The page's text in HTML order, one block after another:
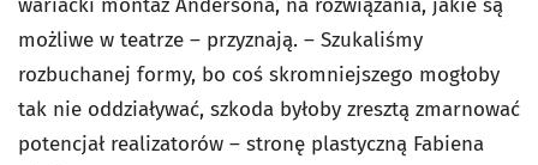
wariacki montaż Andersona, na rozwiązania, jakie są
możliwe w teatrze – przyznają. – Szukaliśmy
rozbuchanej formy, bo coś skromniejszego mogłoby
tak nie oddziaływać, szkoda byłoby zresztą zmarnować
potencjał realizatorów – stronę plastyczną Fabiena